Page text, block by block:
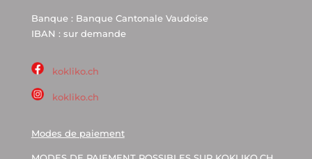
Banque : Banque Cantonale Vaudoise
IBAN : sur demande
kokliko.ch
kokliko.ch
Modes de paiement